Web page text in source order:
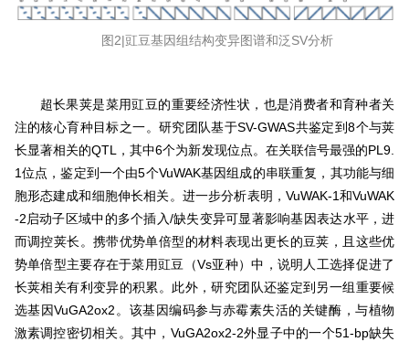
图2|豇豆基因组结构变异图谱和泛SV分析
超长果荚是菜用豇豆的重要经济性状，也是消费者和育种者关
注的核心育种目标之一。研究团队基于SV-GWAS共鉴定到8个与荚
长显著相关的QTL，其中6个为新发现位点。在关联信号最强的PL9.
1位点，鉴定到一个由5个VuWAK基因组成的串联重复，其功能与细
胞形态建成和细胞伸长相关。进一步分析表明，VuWAK-1和VuWAK
-2启动子区域中的多个插入/缺失变异可显著影响基因表达水平，进
而调控荚长。携带优势单倍型的材料表现出更长的豆荚，且这些优
势单倍型主要存在于菜用豇豆（Vs亚种）中，说明人工选择促进了
长荚相关有利变异的积累。此外，研究团队还鉴定到另一组重要候
选基因VuGA2ox2。该基因编码参与赤霉素失活的关键酶，与植物
激素调控密切相关。其中，VuGA2ox2-2外显子中的一个51-bp缺失